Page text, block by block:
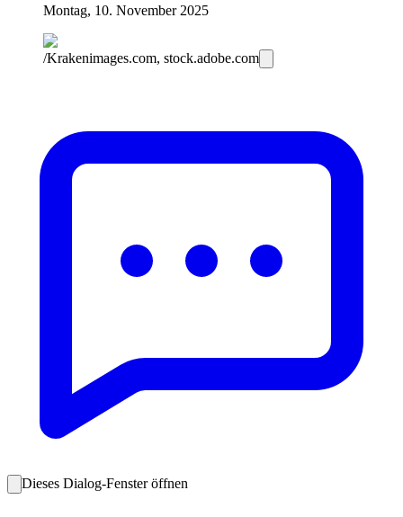
Montag, 10. November 2025
/Krakenimages.com, stock.adobe.com
Dieses Dialog-Fenster öffnen